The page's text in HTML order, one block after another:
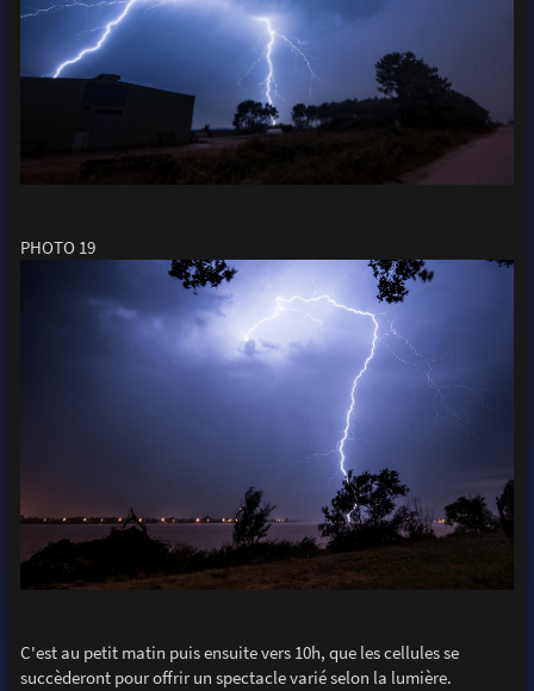
PHOTO 19
C'est au petit matin puis ensuite vers 10h, que les cellules se
succèderont pour offrir un spectacle varié selon la lumière.